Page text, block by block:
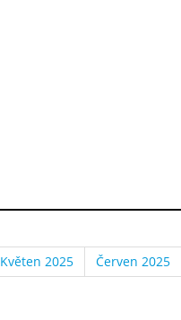
Květen 2025 Červen 2025